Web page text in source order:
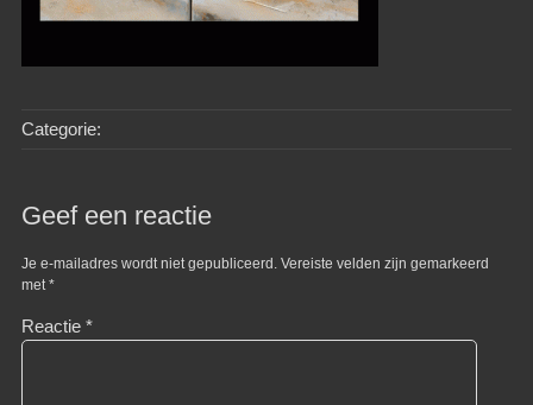
Categorie:
Geef een reactie
Je e-mailadres wordt niet gepubliceerd. Vereiste velden zijn gemarkeerd
met*
Reactie *